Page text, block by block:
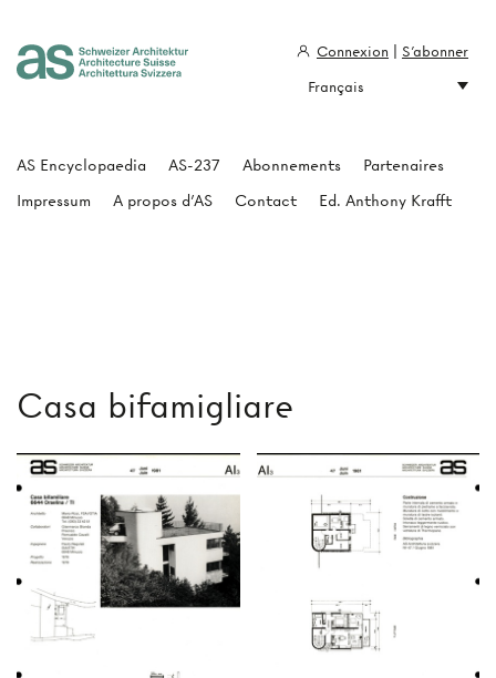
Casa bifamigliare
AS Encyclopaedia AS-237 Abonnements
Partenaires
Impressum
A propos d'AS Contact Ed. Anthony Krafft
Connexion
S'abonner
Français